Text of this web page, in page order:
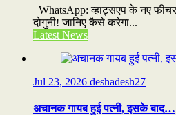
WhatsApp: व्हाट्सएप के नए
दोगुनी! जानिए कैसे करेगा...
Latest News
Jul 23, 2026 deshadesh27
अचानक गायब हुई पत्नी, इसके बाद…